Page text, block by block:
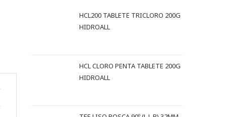
HCL200 TABLETE TRICLORO 200G
HIDROALL
HCL CLORO PENTA TABLETE 200G
HIDROALL